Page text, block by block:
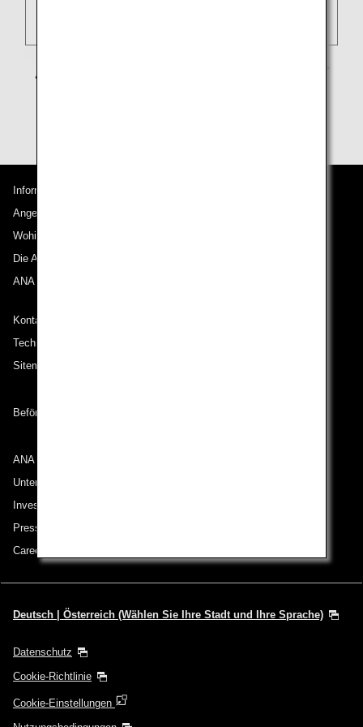
Informationen zu ANA
Angebote und Ankündigungen
Wohin wir reisen
Die ANA Experience
ANA Mileage Club
Kontakt zu ANA
Technische Hilfe (Barrierefreiheit)
Sitemap
Beförderungsbedingungen
ANA Group
Unternehmen der ANA Group
Investor Relations
Pressemeldungen
Careers (English Only)
Deutsch | Österreich (Wählen Sie Ihre Stadt und Ihre Sprache)
Datenschutz
Cookie-Richtlinie
Cookie-Einstellungen